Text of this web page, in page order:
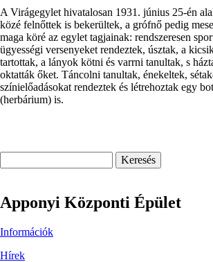
A Virágegylet hivatalosan 1931. június 25-én
közé felnőttek is bekerültek, a grófnő pedig
maga köré az egylet tagjainak: rendszeresen
ügyességi versenyeket rendeztek, úsztak, a
tartottak, a lányok kötni és varrni tanultak, s
oktatták őket. Táncolni tanultak, énekeltek,
színielőadásokat rendeztek és létrehoztak egy
(herbárium) is.
Apponyi Központi Épület
Információk
Hírek